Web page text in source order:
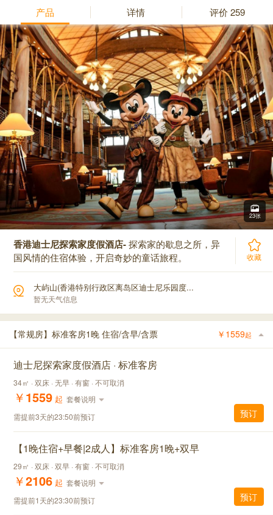
产品 详情 评价259
23张
香港迪士尼探索家度假酒店-探索家的歇息之所，异
国风情的住宿体验，开启奇妙的童话旅程。
收藏
大屿山(香港特别行政区离岛区迪士尼乐园度...
暂无天气信息
【常规房】标准客房1晚 住宿/含早/含票 ￥ 1559起
迪士尼探索家度假酒店 · 标准客房
34㎡ · 双床 · 无早 · 有窗 · 不可取消
￥1559 起 套餐说明
需提前3天的23:50前预订
预订
【1晚住宿+早餐|2成人】标准客房1晚+双早
29㎡ · 双床 · 双早 · 有窗 · 不可取消
￥2106 起 套餐说明
需提前1天的23:30前预订
预订